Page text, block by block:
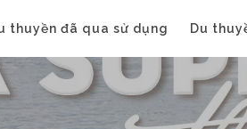
thuyền đã qua sử dụng Du